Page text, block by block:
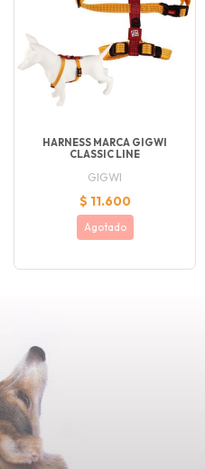
HARNESS MARCA GIGWI
CLASSIC LINE
GIGWI
$ 11.600
Agotado